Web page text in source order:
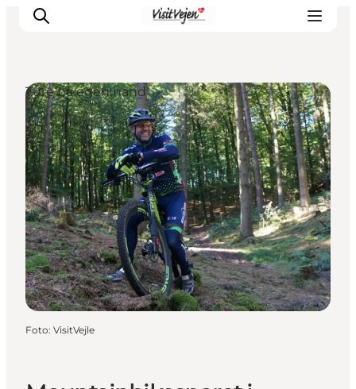
Spise
Sove
Natur
Se og oplev
Byer
Events
Udforsk
Ture på egen hånd
Foto: VisitVejle